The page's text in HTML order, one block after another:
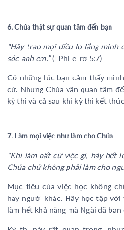
6. Chúa thật sự quan tâm đến bạn
“Hãy trao mọi điều lo lắng mình
sóc anh em.”(I Phi-e-rơ 5:7)
Có những lúc bạn cảm thấy
cử. Nhưng Chúa vẫn quan tâm
kỳ thi và cả sau khi kỳ thi kết
7. Làm mọi việc như làm cho Chúa
“Khi làm bất cứ việc gì, hãy hết
Chúa chứ không phải làm cho
Mục tiêu của việc học không
hay người khác. Hãy học tập
làm hết khả năng mà Ngài đã ban